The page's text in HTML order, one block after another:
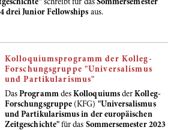
schreibt für das Sommersemester
drei Junior Fellowships aus.
Kolloquiumsprogramm der Kolleg-
Forschungsgruppe "Universalismus
und Partikularismus"
Das Programm desKolloquiumsderKolleg-
Forschungsgruppe (KFG) "Universalismus
und Partikularismus in der europäischen
Zeitgeschichte"für das Sommersemester 2023